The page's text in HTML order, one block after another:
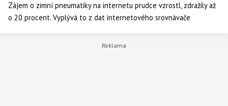
Zájem o zimní pneumatiky na internetu prudce vzrostl, zdražily až
o 20 procent. Vyplývá to z dat internetového srovnávače